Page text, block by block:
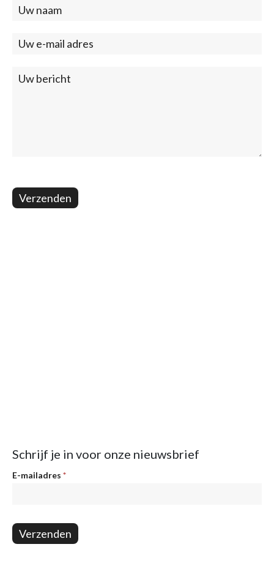
Contact
Verzenden
Schrijf je in voor onze nieuwsbrief
Nieuwsbrief
E-mailadres *
Verzenden